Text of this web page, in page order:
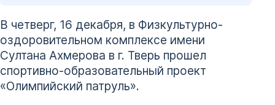
В четверг, 16 декабря, в Физкультурно-
оздоровительном комплексе имени
Султана Ахмерова в г. Тверь прошел
спортивно-образовательный проект
«Олимпийский патруль».